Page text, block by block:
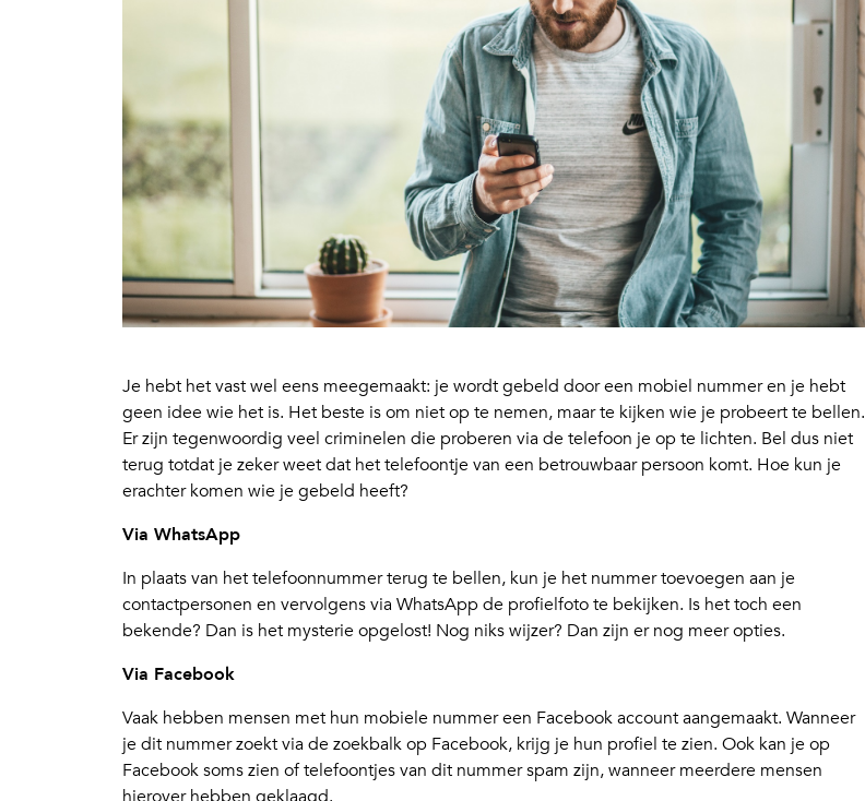
Je hebt het vast wel eens meegemaakt: je wordt gebeld door een mobiel nummer en je hebt
geen idee wie het is. Het beste is om niet op te nemen, maar te kijken wie je probeert te bellen.
Er zijn tegenwoordig veel criminelen die proberen via de telefoon je op te lichten. Bel dus niet
terug totdat je zeker weet dat het telefoontje van een betrouwbaar persoon komt. Hoe kun je
erachter komen wie je gebeld heeft?
Via WhatsApp
In plaats van het telefoonnummer terug te bellen, kun je het nummer toevoegen aan je
contactpersonen en vervolgens via WhatsApp de profielfoto te bekijken. Is het toch een
bekende? Dan is het mysterie opgelost! Nog niks wijzer? Dan zijn er nog meer opties.
Via Facebook
Vaak hebben mensen met hun mobiele nummer een Facebook account aangemaakt. Wanneer
je dit nummer zoekt via de zoekbalk op Facebook, krijg je hun profiel te zien. Ook kan je op
Facebook soms zien of telefoontjes van dit nummer spam zijn, wanneer meerdere mensen